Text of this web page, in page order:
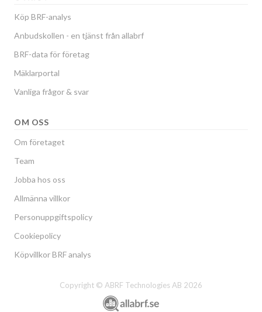
Köp BRF-analys
Anbudskollen - en tjänst från allabrf
BRF-data för företag
Mäklarportal
Vanliga frågor & svar
OM OSS
Om företaget
Team
Jobba hos oss
Allmänna villkor
Personuppgiftspolicy
Cookiepolicy
Köpvillkor BRF analys
Copyright © ABRF Technologies AB 2026